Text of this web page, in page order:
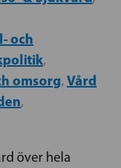
och
,
omsorg, Vård
,
över hela